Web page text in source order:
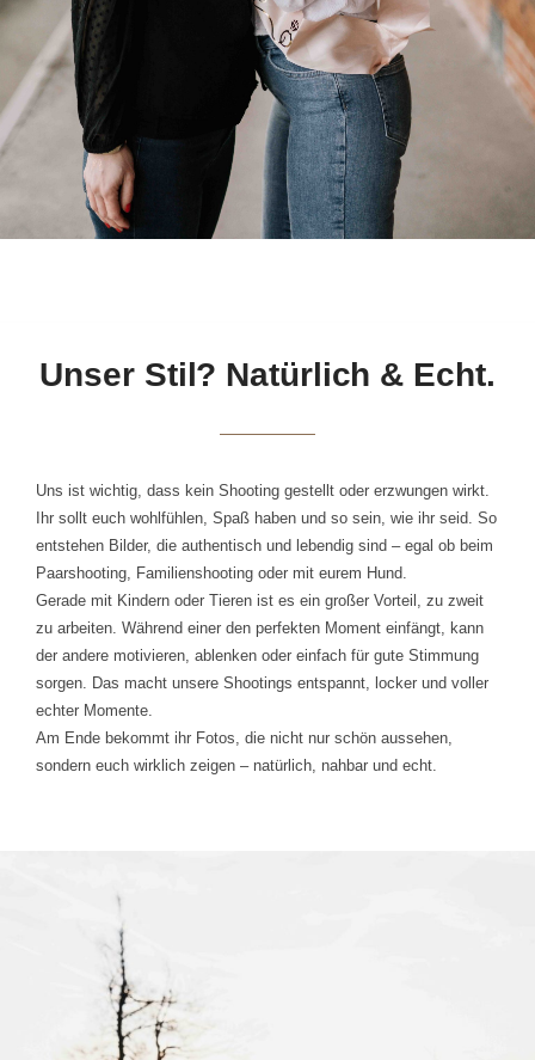
Unser Stil? Natürlich & Echt.
Uns ist wichtig, dass kein Shooting gestellt oder erzwungen wirkt.
Ihr sollt euch wohlfühlen, Spaß haben und so sein, wie ihr seid. So
entstehen Bilder, die authentisch und lebendig sind – egal ob beim
Paarshooting, Familienshooting oder mit eurem Hund.
Gerade mit Kindern oder Tieren ist es ein großer Vorteil, zu zweit
zu arbeiten. Während einer den perfekten Moment einfängt, kann
der andere motivieren, ablenken oder einfach für gute Stimmung
sorgen. Das macht unsere Shootings entspannt, locker und voller
echter Momente.
Am Ende bekommt ihr Fotos, die nicht nur schön aussehen,
sondern euch wirklich zeigen – natürlich, nahbar und echt.